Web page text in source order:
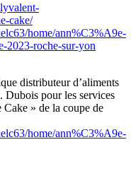
cake/
home/ann%C3%A9e-
2023-roche-sur-yon
distributeur d’aliments
Dubois pour les services
Cake » de la coupe de
home/ann%C3%A9e-